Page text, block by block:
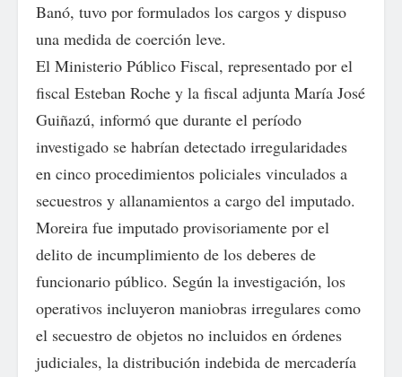
Banó, tuvo por formulados los cargos y dispuso
una medida de coerción leve.
El Ministerio Público Fiscal, representado por el
fiscal Esteban Roche y la fiscal adjunta María José
Guiñazú, informó que durante el período
investigado se habrían detectado irregularidades
en cinco procedimientos policiales vinculados a
secuestros y allanamientos a cargo del imputado.
Moreira fue imputado provisoriamente por el
delito de incumplimiento de los deberes de
funcionario público. Según la investigación, los
operativos incluyeron maniobras irregulares como
el secuestro de objetos no incluidos en órdenes
judiciales, la distribución indebida de mercadería